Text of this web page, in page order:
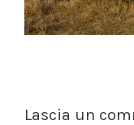
Lascia un